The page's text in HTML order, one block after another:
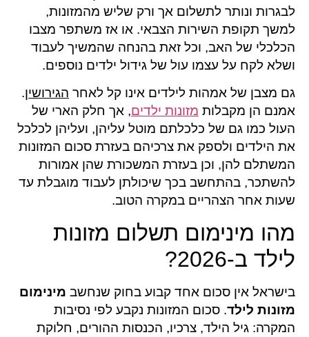
לבגרות ונותר לתשלום אך ורק שליש מהמזונות,
למשך תקופת השירות הצבאי. או אז משתפר מצבו
הכלכלי של האב, וכל זאת בהנחה שהמשיך לעבוד
ושלא לקח על עצמו עול של גידול ילדים נוספים.
גם מצבן של אמהות לילדים אינו קל לאחר הגירושין.
אמנם הן מקבלות מזונות ילדים, אך חלק הארי של
העול כמו גם של כלכלתם מוטל עליהן, ועליהן לכלכל
את הילדים ולספק את צרכיהם בעזרת סכום המזונות
המשתלם להן, וכן בעזרת המשכורת שהן אמורות
להשתכר, בהתחשב בכך שיכולתן לעבוד מוגבלת עד
שעות אחר הצהריים במקרה הטוב.
מהו מינימום תשלום מזונות
לילד ב-2026?
בישראל אין סכום אחד קבוע בחוק שנחשב מינימום
מזונות לילד. סכום המזונות נקבע לפי נסיבות
המקרה: גיל הילד, צרכיו, הכנסות ההורים, חלוקת